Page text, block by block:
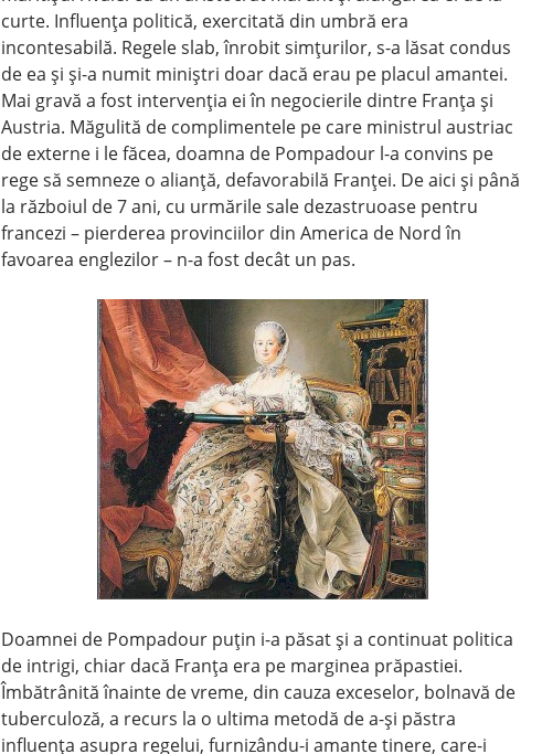
curte. Influenţa politică, exercitată din umbră era
incontesabilă. Regele slab, înrobit simţurilor, s-a lăsat condus
de ea şi şi-a numit miniştri doar dacă erau pe placul amantei.
Mai gravă a fost intervenţia ei în negocierile dintre Franţa şi
Austria. Măgulită de complimentele pe care ministrul austriac
de externe i le făcea, doamna de Pompadour l-a convins pe
rege să semneze o alianţă, defavorabilă Franţei. De aici şi până
la războiul de 7 ani, cu urmările sale dezastruoase pentru
francezi – pierderea provinciilor din America de Nord în
favoarea englezilor – n-a fost decât un pas.
Doamnei de Pompadour puţin i-a păsat şi a continuat politica
de intrigi, chiar dacă Franţa era pe marginea prăpastiei.
Îmbătrânită înainte de vreme, din cauza exceselor, bolnavă de
tuberculoză, a recurs la o ultima metodă de a-şi păstra
influenţa asupra regelui, furnizându-i amante tinere, care-i